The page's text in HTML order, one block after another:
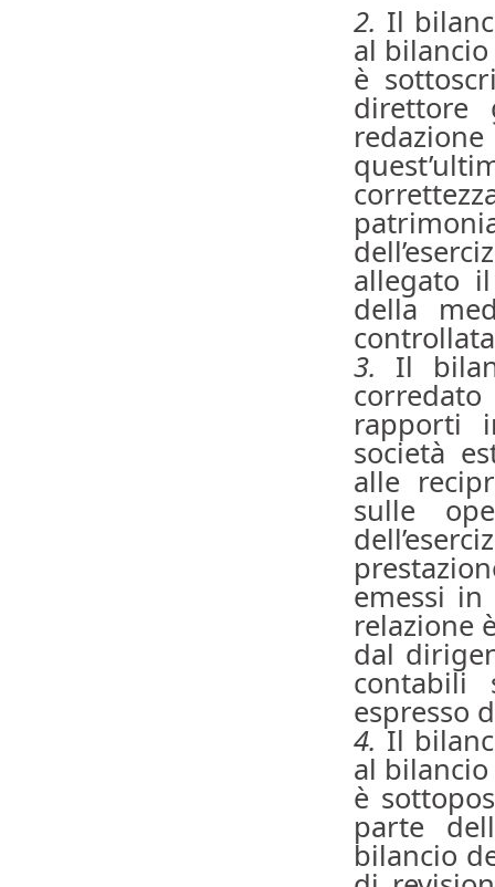
2. Il
al
è
direttore
allegato
della
3. Il
rapporti
società
alle
sulle
emessi
relazione
dal
contabili
espresso
4. Il
al
è
parte
bilancio